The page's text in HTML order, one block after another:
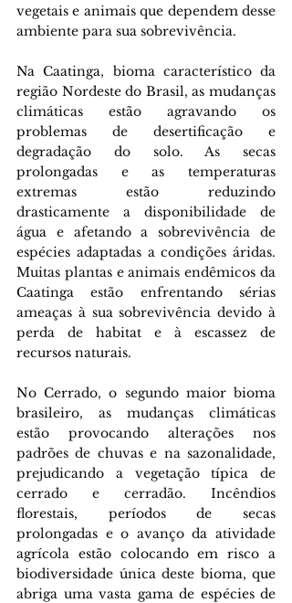
vegetais e animais que dependem desse
ambiente para sua sobrevivência.
Na Caatinga, bioma característico da
região Nordeste do Brasil, as mudanças
climáticas estão agravando os
problemas de desertificação e
degradação do solo. As secas
prolongadas e as temperaturas
extremas estão reduzindo
drasticamente a disponibilidade de
água e afetando a sobrevivência de
espécies adaptadas a condições áridas.
Muitas plantas e animais endêmicos da
Caatinga estão enfrentando sérias
ameaças à sua sobrevivência devido à
perda de habitat e à escassez de
recursos naturais.
No Cerrado, o segundo maior bioma
brasileiro, as mudanças climáticas
estão provocando alterações nos
padrões de chuvas e na sazonalidade,
prejudicando a vegetação típica de
cerrado e cerradão. Incêndios
florestais, períodos de secas
prolongadas e o avanço da atividade
agrícola estão colocando em risco a
biodiversidade única deste bioma, que
abriga uma vasta gama de espécies de